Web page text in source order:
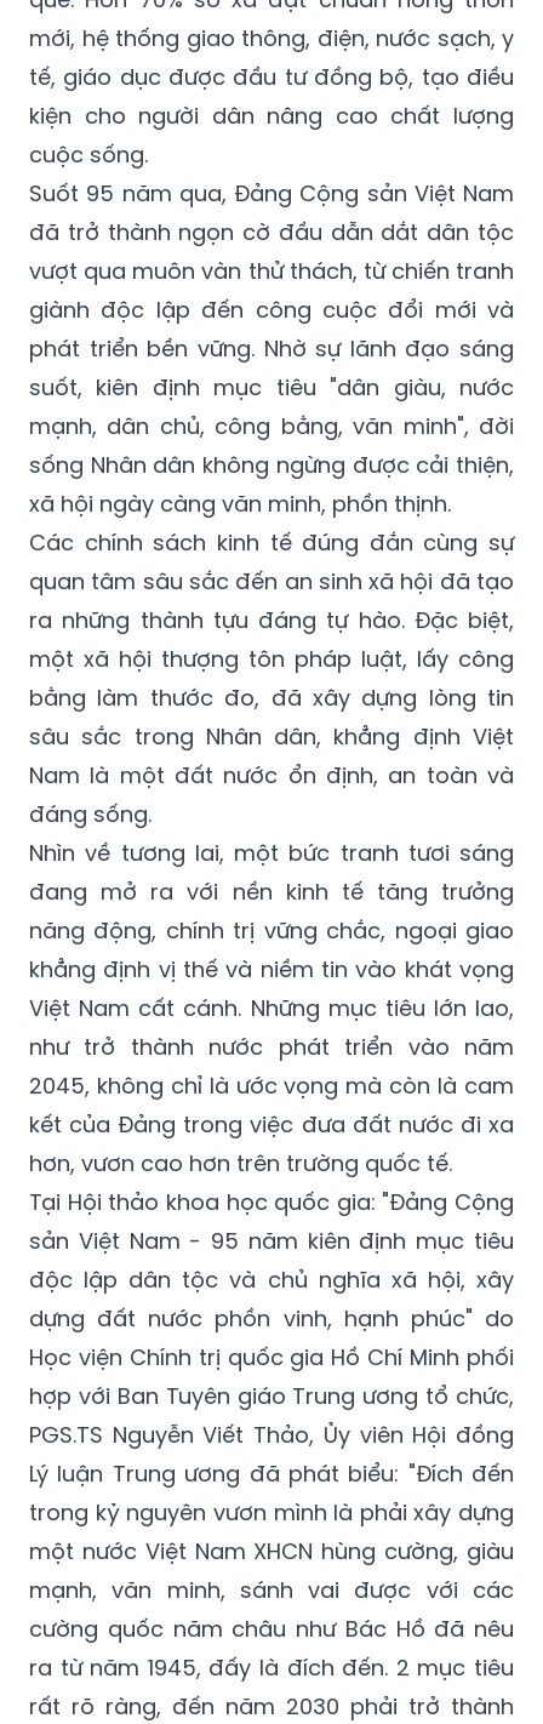
mới, hệ thống giao thông, điện, nước sạch, y
tế, giáo dục được đầu tư đồng bộ, tạo điều
kiện cho người dân nâng cao chất lượng
cuộc sống.
Suốt 95 năm qua, Đảng Cộng sản Việt Nam
đã trở thành ngọn cờ đầu dẫn dắt dân tộc
vượt qua muôn vàn thử thách, từ chiến tranh
giành độc lập đến công cuộc đổi mới và
phát triển bền vững. Nhờ sự lãnh đạo sáng
suốt, kiên định mục tiêu "dân giàu, nước
mạnh, dân chủ, công bằng, văn minh", đời
sống Nhân dân không ngừng được cải thiện,
xã hội ngày càng văn minh, phồn thịnh.
Các chính sách kinh tế đúng đắn cùng sự
quan tâm sâu sắc đến an sinh xã hội đã tạo
ra những thành tựu đáng tự hào. Đặc biệt,
một xã hội thượng tôn pháp luật, lấy công
bằng làm thước đo, đã xây dựng lòng tin
sâu sắc trong Nhân dân, khẳng định Việt
Nam là một đất nước ổn định, an toàn và
đáng sống.
Nhìn về tương lai, một bức tranh tươi sáng
đang mở ra với nền kinh tế tăng trưởng
năng động, chính trị vững chắc, ngoại giao
khẳng định vị thế và niềm tin vào khát vọng
Việt Nam cất cánh. Những mục tiêu lớn lao,
như trở thành nước phát triển vào năm
2045, không chỉ là ước vọng mà còn là cam
kết của Đảng trong việc đưa đất nước đi xa
hơn, vươn cao hơn trên trường quốc tế.
Tại Hội thảo khoa học quốc gia: "Đảng Cộng
sản Việt Nam - 95 năm kiên định mục tiêu
độc lập dân tộc và chủ nghĩa xã hội, xây
dựng đất nước phồn vinh, hạnh phúc" do
Học viện Chính trị quốc gia Hồ Chí Minh phối
hợp với Ban Tuyên giáo Trung ương tổ chức,
PGS.TS Nguyễn Viết Thảo, Ủy viên Hội đồng
Lý luận Trung ương đã phát biểu: "Đích đến
trong kỷ nguyên vươn mình là phải xây dựng
một nước Việt Nam XHCN hùng cường, giàu
mạnh, văn minh, sánh vai được với các
cường quốc năm châu như Bác Hồ đã nêu
ra từ năm 1945, đấy là đích đến. 2 mục tiêu
rất rõ ràng, đến năm 2030 phải trở thành